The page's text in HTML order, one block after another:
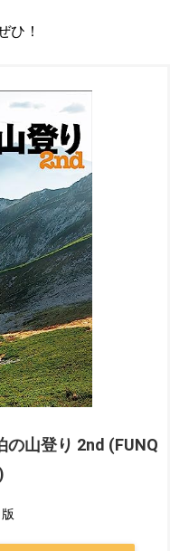
ひ！
山登り 2nd (FUNQ